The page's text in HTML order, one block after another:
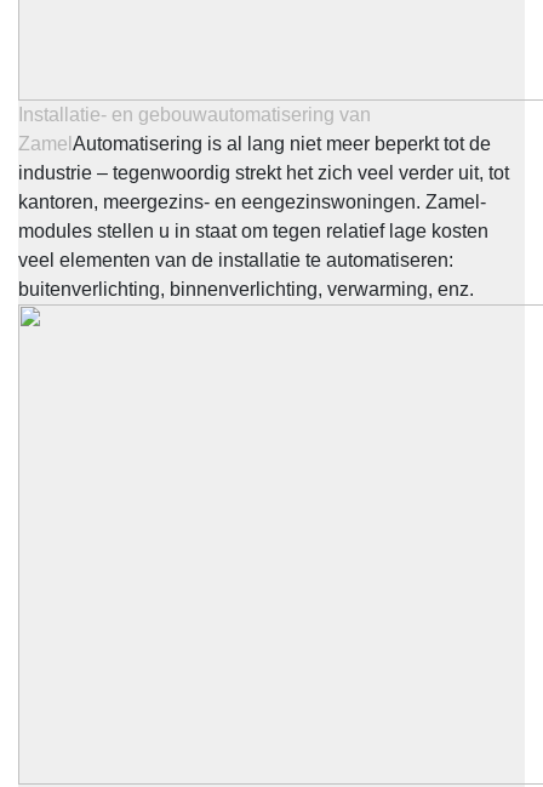
Installatie- en gebouwautomatisering van
Zamel Automatisering is al lang niet meer beperkt tot de
industrie – tegenwoordig strekt het zich veel verder uit, tot
kantoren, meergezins- en eengezinswoningen. Zamel-
modules stellen u in staat om tegen relatief lage kosten
veel elementen van de installatie te automatiseren:
buitenverlichting, binnenverlichting, verwarming, enz.